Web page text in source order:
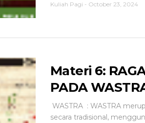
Kuliah Pagi - October 23, 2024
Materi 6:
PADA
WASTRA : WASTRA
secara tradisional,